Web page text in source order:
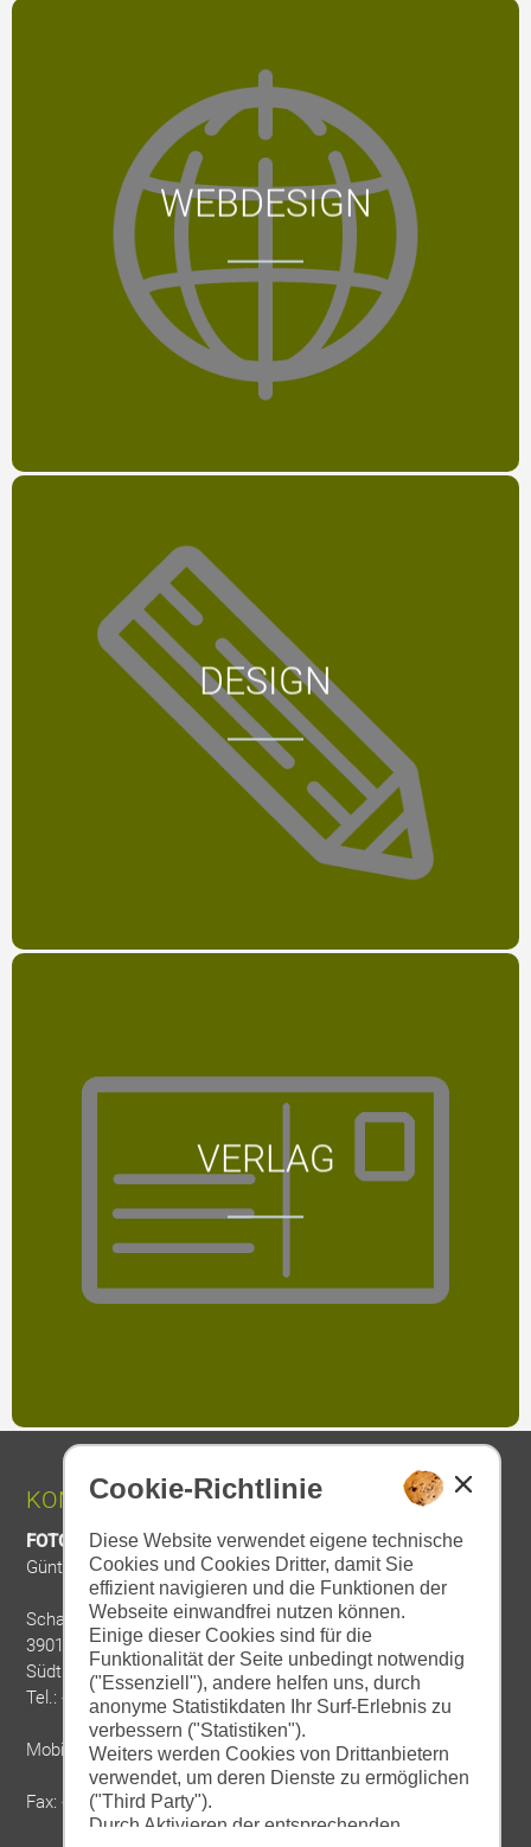
Cookie-Richtlinie
Diese Website verwendet eigene technische
Cookies und Cookies Dritter, damit Sie
effizient navigieren und die Funktionen der
Webseite einwandfrei nutzen können.
Einige dieser Cookies sind für die
Funktionalität der Seite unbedingt notwendig
("Essenziell"), andere helfen uns, durch
anonyme Statistikdaten Ihr Surf-Erlebnis zu
verbessern ("Statistiken").
Weiters werden Cookies von Drittanbietern
verwendet, um deren Dienste zu ermöglichen
("Third Party").
Durch Aktivieren der entsprechenden
WEBDESIGN
Eine Webseite ist nicht mehr nur
eine Webseite
MEHR
DESIGN
Der emotionelle Eindruck guten
Designs bleibt
MEHR
VERLAG
Postkarten sind mehr als nur eine
Erinnerung
MEHR
KONTAKT:
FOTO DIETER DRESCHER
Günther Drescher
Schallhofweg 4a
39012 Meran
Südtirol
Tel.: +39 0473 234566
Mobil: +39 320 8342071
Fax: +39 0473 234106